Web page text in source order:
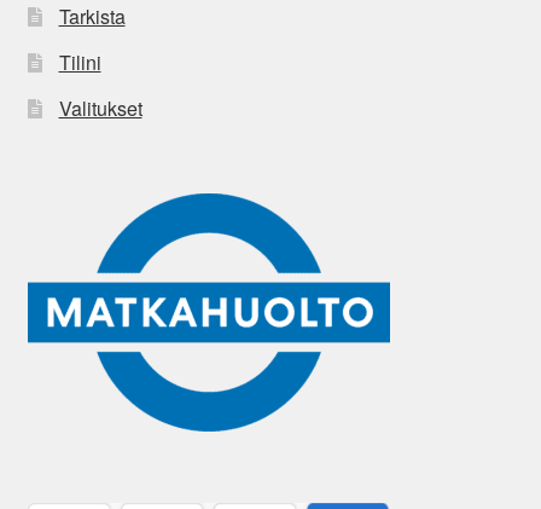
Tarkista
Tilini
Valitukset